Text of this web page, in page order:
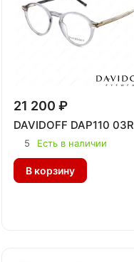
21 200 ₽
DAVIDOFF DAP110 03R
5 Есть в наличии
В корзину